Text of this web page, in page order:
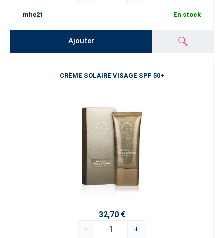
mhe21 En stock
Ajouter
CRÈME SOLAIRE VISAGE SPF 50+
32,70 €
-
+